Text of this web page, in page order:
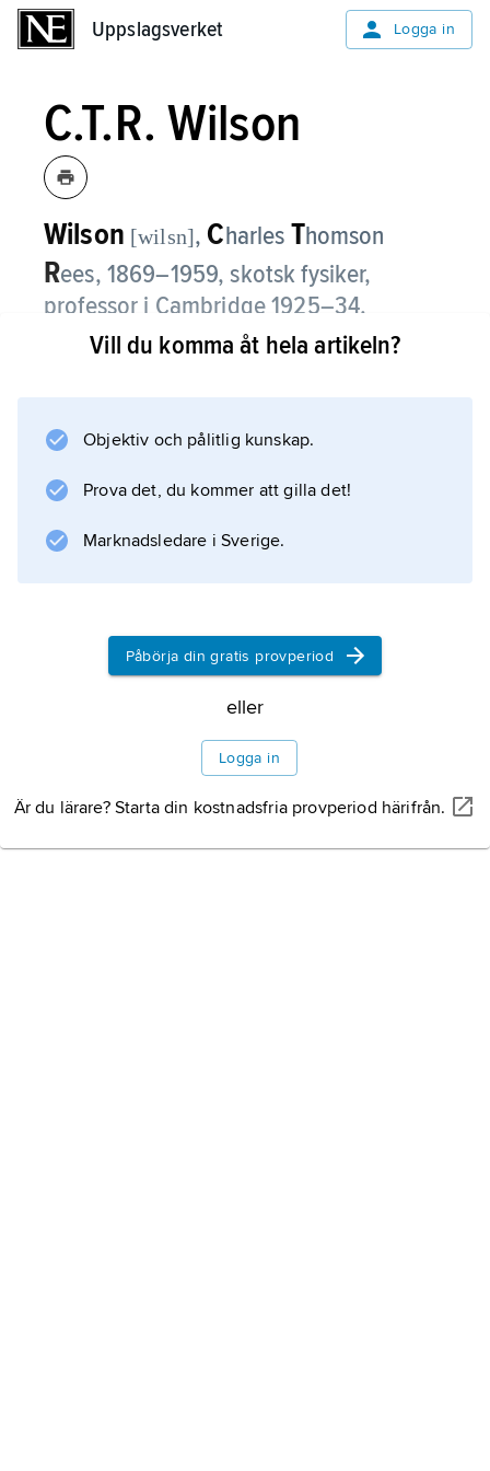
Uppslagsverket Logga in
C.T.R. Wilson
Wilson [wilsn], Charles Thomson
Rees, 1869–1959, skotsk fysiker,
professor i Cambridge 1925–34.
Wilsons studier av vattenångans kondensation
Vid passage genom en gas mättad med
dimkammaren
eller
Vill du komma åt hela artikeln?
Objektiv och pålitlig kunskap.
Prova det, du kommer att gilla det!
Marknadsledare i Sverige.
Påbörja din gratis provperiod
eller
Logga in
Är du lärare? Starta din kostnadsfria provperiod härifrån.